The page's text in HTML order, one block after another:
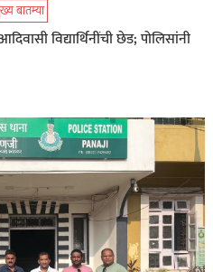
बातम्या
विद्यार्थिनींची छेड; पोलिसांनी